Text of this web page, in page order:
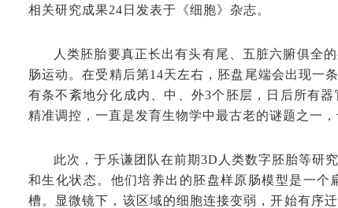
相关研究成果24日发表于《细胞》杂志。
人类胚胎要真正长出有头有尾、五脏六腑俱全
肠运动。在受精后第14天左右，胚盘尾端会出现一
有条不紊地分化成内、中、外3个胚层，日后所有
精准调控，一直是发育生物学中最古老的谜题之一，
此次，于乐谦团队在前期3D人类数字胚胎等研
和生化状态。他们培养出的胚盘样原肠模型是一
槽。显微镜下，该区域的细胞连接变弱，开始有序